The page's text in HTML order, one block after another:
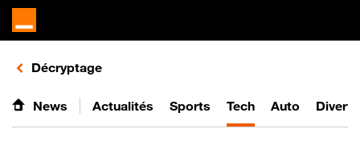
Retours vers le listing d'articles de la catégorie
Décryptage
News Actualités Sports Tech Auto